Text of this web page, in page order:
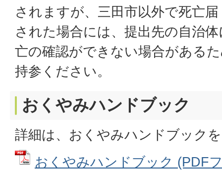
されますが、三田市以外で死亡
された場合には、提出先の自治
亡の確認ができない場合がある
持参ください。
おくやみハンドブック
詳細は、おくやみハンドブック
おくやみハンドブック (PDF